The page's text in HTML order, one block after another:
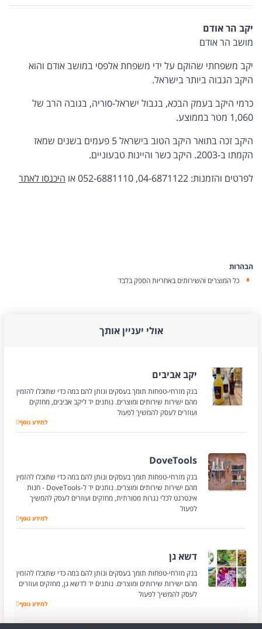
יקב הר אודם
מושב הר אודם
יקב משפחתי שהוקם על ידי משפחת אלפסי במושב אודם והוא
היקב הגבוה ביותר בישראל.
כרמי היקב בעמק הבכא, בגבול ישראל-סוריה, בגובה הרב של
1,060 מטר בממוצע.
היקב זכה בתואר היקב הטוב בישראל 5 פעמים בשנים שמאז
הקמתו ב-2003. היקב כשר והיינות טבעוניים.
לפרטים והזמנות: 04-6871122, 052-6881110 או
היכנסו לאתר
הבהרות
כל המוצרים והשירותים באחריות הספק בלבד
אולי יעניין אותך
יקב אביבים
בנק מזרחי-טפחות תומך בעסקים ונותן להם במה כדי שתוכלו להזמין
מהם ישירות שירותים ומוצרים. נותנים יד ליקב אביבים, מחזקים
ועוזרים לעסק להמשיך לפעול
יקב אביבים
למידע נוסף
DoveTools
בנק מזרחי-טפחות תומך בעסקים ונותן להם במה כדי שתוכלו להזמין
מהם ישירות שירותים ומוצרים. נותנים יד ל-DoveTools - חנות
אינטרנט לכלי נגרות מסורתית, מחזקים ועוזרים לעסק להמשיך
לפעול
DoveTools
למידע נוסף
דשא גן
בנק מזרחי-טפחות תומך בעסקים ונותן להם במה כדי שתוכלו להזמין
מהם ישירות שירותים ומוצרים. נותנים יד לדשא גן, מחזקים ועוזרים
לעסק להמשיך לפעול
דשא גן
למידע נוסף